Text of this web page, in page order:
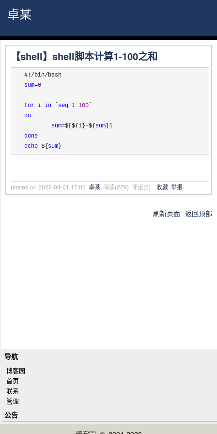
卓某
【shell】shell脚本计算1-100之和
#!/bin/
sum=0
for i in seq 1 100
do
sum=$[${i}+${ sum
done
echo ${ sum }
posted on 2022-04-01 17:02 卓某 阅读(229) 评论(0) 收藏 举报
刷新页面 返回顶部
导航
博客园
首页
联系
管理
公告